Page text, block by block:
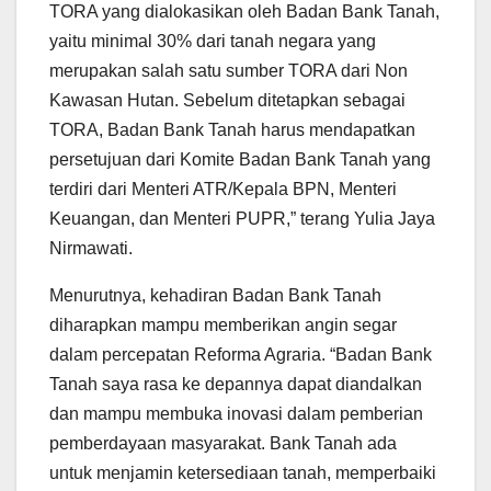
TORA yang dialokasikan oleh Badan Bank Tanah,
yaitu minimal 30% dari tanah negara yang
merupakan salah satu sumber TORA dari Non
Kawasan Hutan. Sebelum ditetapkan sebagai
TORA, Badan Bank Tanah harus mendapatkan
persetujuan dari Komite Badan Bank Tanah yang
terdiri dari Menteri ATR/Kepala BPN, Menteri
Keuangan, dan Menteri PUPR,” terang Yulia Jaya
Nirmawati.
Menurutnya, kehadiran Badan Bank Tanah
diharapkan mampu memberikan angin segar
dalam percepatan Reforma Agraria. “Badan Bank
Tanah saya rasa ke depannya dapat diandalkan
dan mampu membuka inovasi dalam pemberian
pemberdayaan masyarakat. Bank Tanah ada
untuk menjamin ketersediaan tanah, memperbaiki